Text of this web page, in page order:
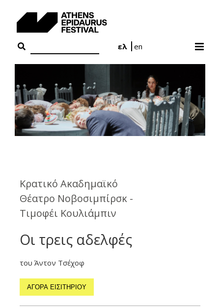
ελ
en
Κρατικό Ακαδημαϊκό
Θέατρο Νοβοσιμπίρσκ -
Τιμοφέι Κουλιάμπιν
Οι τρεις αδελφές
του Άντον Τσέχοφ
ΑΓΟΡΑ ΕΙΣΙΤΗΡΙΟΥ